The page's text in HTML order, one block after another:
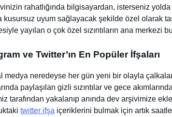
rahatlığında bilgisayardan, isterseniz
kusursuz uyum sağlayacak şekilde özel olarak
yayılan o çok özel sızıntıların ana merkezi
ve Twitter’ın En Popüler İfşaları
medya neredeyse her gün yeni bir olayla
paylaşılan gizli sızıntılar ve gece
tarafından yakalanıp anında dev arşivimize
twitter ifşa içeriklerini bulmak için artık